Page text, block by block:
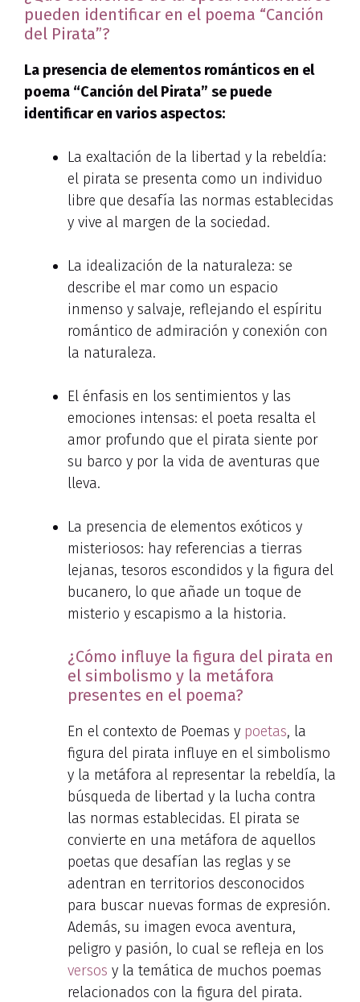
pueden identificar en el poema “Canción
del Pirata”?
La presencia de elementos románticos en el
poema “Canción del Pirata” se puede
identificar en varios aspectos:
La exaltación de la libertad y la rebeldía:
el pirata se presenta como un individuo
libre que desafía las normas establecidas
y vive al margen de la sociedad.
La idealización de la naturaleza: se
describe el mar como un espacio
inmenso y salvaje, reflejando el espíritu
romántico de admiración y conexión con
la naturaleza.
El énfasis en los sentimientos y las
emociones intensas: el poeta resalta el
amor profundo que el pirata siente por
su barco y por la vida de aventuras que
lleva.
La presencia de elementos exóticos y
misteriosos: hay referencias a tierras
lejanas, tesoros escondidos y la figura del
bucanero, lo que añade un toque de
misterio y escapismo a la historia.
¿Cómo influye la figura del pirata en
el simbolismo y la metáfora
presentes en el poema?
En el contexto de Poemas y poetas, la
figura del pirata influye en el simbolismo
y la metáfora al representar la rebeldía, la
búsqueda de libertad y la lucha contra
las normas establecidas. El pirata se
convierte en una metáfora de aquellos
poetas que desafían las reglas y se
adentran en territorios desconocidos
para buscar nuevas formas de expresión.
Además, su imagen evoca aventura,
peligro y pasión, lo cual se refleja en los
versos y la temática de muchos poemas
relacionados con la figura del pirata.